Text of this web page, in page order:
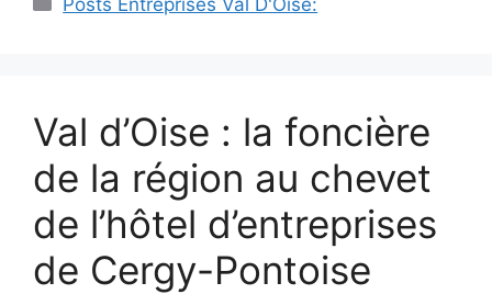
Posts Entreprises Val D'Oise:
Val d’Oise : la foncière
de la région au chevet
de l’hôtel d’entreprises
de Cergy-Pontoise